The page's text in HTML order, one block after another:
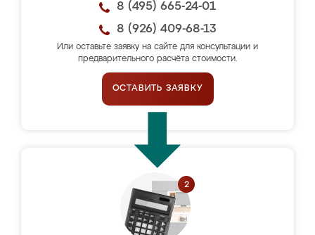
8 (495) 665-24-01
8 (926) 409-68-13
Или оставьте заявку на сайте для консультации и
предварительного расчёта стоимости.
ОСТАВИТЬ ЗАЯВКУ